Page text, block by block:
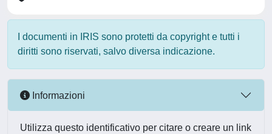
I documenti in IRIS sono protetti da copyright e tutti i
diritti sono riservati, salvo diversa indicazione.
Informazioni
Utilizza questo identificativo per citare o creare un link